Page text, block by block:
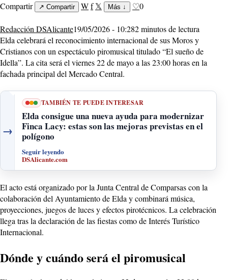
Compartir ↗ Compartir Wf 𝕏 Más ↓ ♡0
Redacción DSAlicante19/05/2026 - 10:282 minutos de lectura
Elda celebrará el reconocimiento internacional de sus Moros y
Cristianos con un espectáculo piromusical titulado “El sueño de
Idella”. La cita será el viernes 22 de mayo a las 23:00 horas en la
fachada principal del Mercado Central.
→
TAMBIÉN TE PUEDE INTERESAR
Elda consigue una nueva ayuda para modernizar
Finca Lacy: estas son las mejoras previstas en el
polígono
Seguir leyendo
DSAlicante.com
El acto está organizado por la Junta Central de Comparsas con la
colaboración del Ayuntamiento de Elda y combinará música,
proyecciones, juegos de luces y efectos pirotécnicos. La celebración
llega tras la declaración de las fiestas como de Interés Turístico
Internacional.
Dónde y cuándo será el piromusical